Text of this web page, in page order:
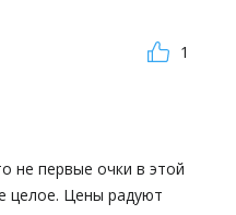
1
не первые очки в этой
целое. Цены радуют